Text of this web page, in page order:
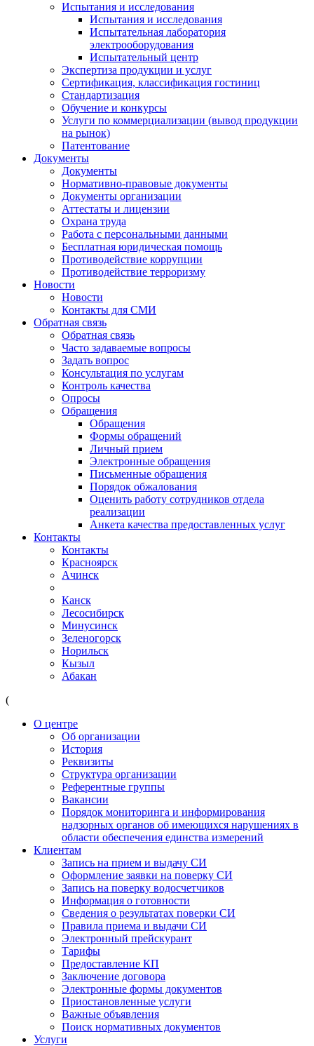
Испытания и исследования
Испытания и исследования
Испытательная лаборатория
электрооборудования
Испытательный центр
Экспертиза продукции и услуг
Сертификация, классификация гостиниц
Стандартизация
Обучение и конкурсы
Услуги по коммерциализации (вывод продукции
на рынок)
Патентование
Документы
Документы
Нормативно-правовые документы
Документы организации
Аттестаты и лицензии
Охрана труда
Работа с персональными данными
Бесплатная юридическая помощь
Противодействие коррупции
Противодействие терроризму
Новости
Новости
Контакты для СМИ
Обратная связь
Обратная связь
Часто задаваемые вопросы
Задать вопрос
Консультация по услугам
Контроль качества
Опросы
Обращения
Обращения
Формы обращений
Личный прием
Электронные обращения
Письменные обращения
Порядок обжалования
Оценить работу сотрудников отдела
реализации
Анкета качества предоставленных услуг
Контакты
Контакты
Красноярск
Ачинск
Канск
Лесосибирск
Минусинск
Зеленогорск
Норильск
Кызыл
Абакан
(
О центре
Об организации
История
Реквизиты
Структура организации
Референтные группы
Вакансии
Порядок мониторинга и информирования
надзорных органов об имеющихся нарушениях в
области обеспечения единства измерений
Клиентам
Запись на прием и выдачу СИ
Оформление заявки на поверку СИ
Запись на поверку водосчетчиков
Информация о готовности
Сведения о результатах поверки СИ
Правила приема и выдачи СИ
Электронный прейскурант
Тарифы
Предоставление КП
Заключение договора
Электронные формы документов
Приостановленные услуги
Важные объявления
Поиск нормативных документов
Услуги